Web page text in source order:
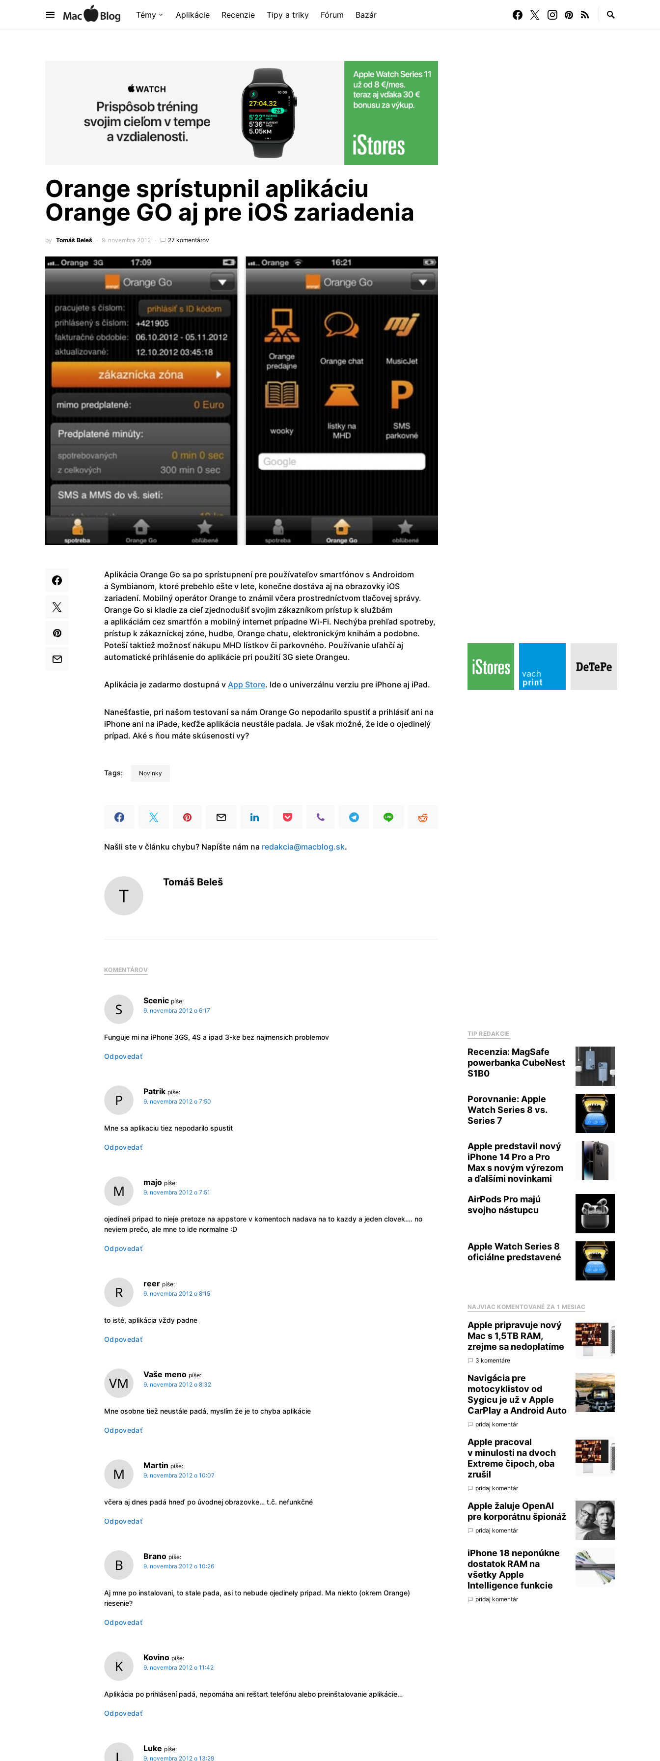
Témy Aplikácie Recenzie Tipy a triky Fórum Bazár
Orange sprístupnil aplikáciu
Orange GO aj pre iOS zariadenia
by Tomáš Beleš 9. novembra 2012 27 komentárov
Aplikácia Orange Go sa po sprístupnení pre používateľov smartfónov s Androidom
a Symbianom, ktoré prebehlo ešte v lete, konečne dostáva aj na obrazovky iOS
zariadení. Mobilný operátor Orange to známil včera prostredníctvom tlačovej správy.
Orange Go si kladie za cieľ zjednodušiť svojim zákazníkom prístup k službám
a aplikáciám cez smartfón a mobilný internet prípadne Wi-Fi. Nechýba prehľad spotreby,
prístup k zákazníckej zóne, hudbe, Orange chatu, elektronickým knihám a podobne.
Poteší taktiež možnosť nákupu MHD lístkov či parkovného. Používanie uľahčí aj
automatické prihlásenie do aplikácie pri použití 3G siete Orangeu.
Aplikácia je zadarmo dostupná v App Store. Ide o univerzálnu verziu pre iPhone aj iPad.
Nanešťastie, pri našom testovaní sa nám Orange Go nepodarilo spustiť a prihlásiť ani na
iPhone ani na iPade, keďže aplikácia neustále padala. Je však možné, že ide o ojedinelý
prípad. Aké s ňou máte skúsenosti vy?
Tags: Novinky
Našli ste v článku chybu? Napíšte nám na redakcia@macblog.sk.
Tomáš Beleš
KOMENTÁROV
Scenic píše:
9. novembra 2012 o 6:17
Funguje mi na iPhone 3GS, 4S a ipad 3-ke bez najmensich problemov
Odpovedať
Patrik píše:
9. novembra 2012 o 7:50
Mne sa aplikaciu tiez nepodarilo spustit
Odpovedať
majo píše:
9. novembra 2012 o 7:51
ojedineli pripad to nieje pretoze na appstore v komentoch nadava na to kazdy a jeden clovek…. no
neviem prečo, ale mne to ide normalne :D
Odpovedať
reer píše:
9. novembra 2012 o 8:15
to isté, aplikácia vždy padne
Odpovedať
Vaše meno píše:
9. novembra 2012 o 8:32
Mne osobne tiež neustále padá, myslím že je to chyba aplikácie
Odpovedať
Martin píše:
9. novembra 2012 o 10:07
včera aj dnes padá hneď po úvodnej obrazovke… t.č. nefunkčné
Odpovedať
Brano píše:
9. novembra 2012 o 10:26
Aj mne po instalovani, to stale pada, asi to nebude ojedinely pripad. Ma niekto (okrem Orange)
riesenie?
Odpovedať
Kovino píše:
9. novembra 2012 o 11:42
Aplikácia po prihlásení padá, nepomáha ani reštart telefónu alebo preinštalovanie aplikácie…
Odpovedať
Luke píše:
9. novembra 2012 o 13:29
TIP REDAKCIE
Recenzia: MagSafe
powerbanka CubeNest
S1B0
Porovnanie: Apple
Watch Series 8 vs.
Series 7
Apple predstavil nový
iPhone 14 Pro a Pro
Max s novým výrezom
a ďalšími novinkami
AirPods Pro majú
svojho nástupcu
Apple Watch Series 8
oficiálne predstavené
NAJVIAC KOMENTOVANÉ ZA 1 MESIAC
Apple pripravuje nový
Mac s 1,5TB RAM,
zrejme sa nedoplatíme
3 komentáre
Navigácia pre
motocyklistov od
Sygicu je už v Apple
CarPlay a Android Auto
pridaj komentár
Apple pracoval
v minulosti na dvoch
Extreme čipoch, oba
zrušil
pridaj komentár
Apple žaluje OpenAI
pre korporátnu špionáž
pridaj komentár
iPhone 18 neponúkne
dostatok RAM na
všetky Apple
Intelligence funkcie
pridaj komentár